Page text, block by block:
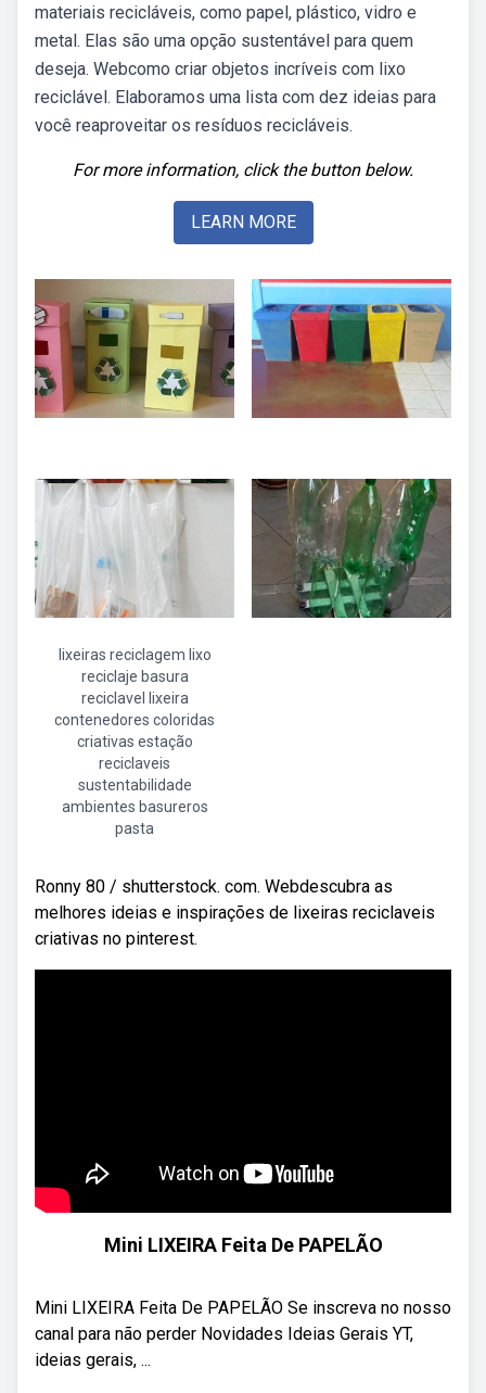
materiais recicláveis, como papel, plástico, vidro e
metal. Elas são uma opção sustentável para quem
deseja. Webcomo criar objetos incríveis com lixo
reciclável. Elaboramos uma lista com dez ideias para
você reaproveitar os resíduos recicláveis.
For more information, click the button below.
LEARN MORE
lixeiras reciclagem lixo
reciclaje basura
reciclavel lixeira
contenedores coloridas
criativas estação
reciclaveis
sustentabilidade
ambientes basureros
pasta
Ronny 80 / shutterstock. com. Webdescubra as
melhores ideias e inspirações de lixeiras reciclaveis
criativas no pinterest.
Mini LIXEIRA Feita De PAPELÃO
Mini LIXEIRA Feita De PAPELÃO Se inscreva no nosso
canal para não perder Novidades Ideias Gerais YT,
ideias gerais, ...